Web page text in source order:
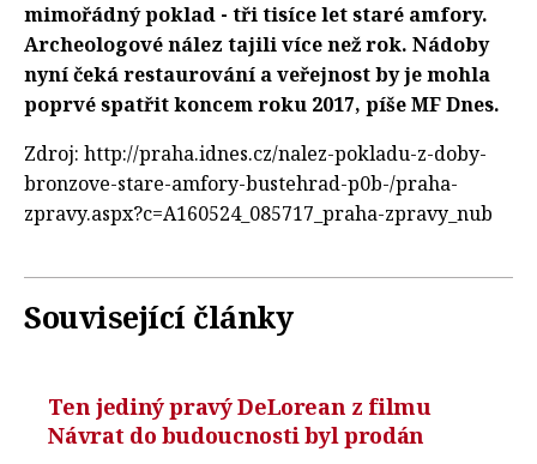
mimořádný poklad - tři tisíce let staré amfory.
Archeologové nález tajili více než rok. Nádoby
nyní čeká restaurování a veřejnost by je mohla
poprvé spatřit koncem roku 2017, píše MF Dnes.
Zdroj: http://praha.idnes.cz/nalez-pokladu-z-doby-
bronzove-stare-amfory-bustehrad-p0b-/praha-
zpravy.aspx?c=A160524_085717_praha-zpravy_nub
Související články
Ten jediný pravý DeLorean z filmu
Návrat do budoucnosti byl prodán